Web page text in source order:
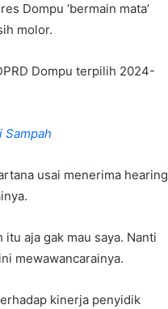
Dompu ‘bermain mata’
molor.
Dompu terpilih 2024-
Sampah
usai menerima hearing
itu aja gak mau saya. Nanti
mewawancarainya.
kinerja penyidik